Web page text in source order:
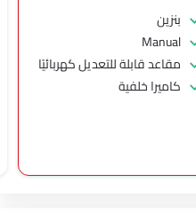
بنزين
Manual
مقاعد قابلة للتعديل كهربائيًا
كاميرا خلفية